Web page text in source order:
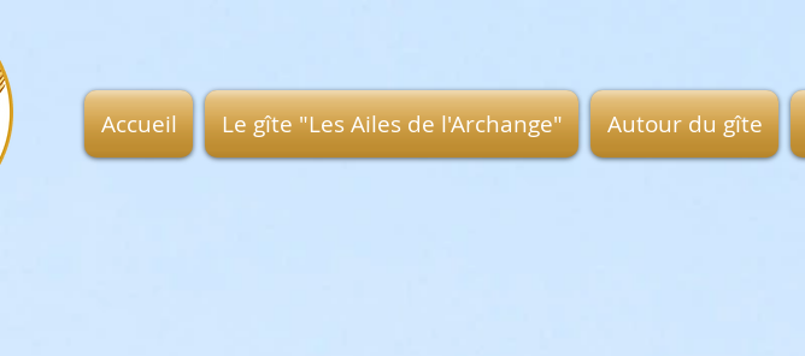
Accueil Le gîte "Les Ailes de l'Archange" Autour du gîte